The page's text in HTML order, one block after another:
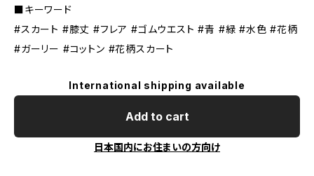
■キーワード
#スカート #膝丈 #フレア #ゴムウエスト #青 #緑 #水色 #花柄
#ガーリー #コットン #花柄スカート
International shipping available
Add to cart
日本国内にお住まいの方向け